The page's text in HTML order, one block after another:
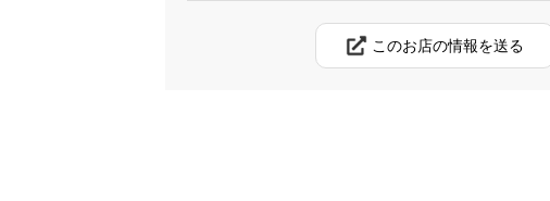
このお店の情報を送る